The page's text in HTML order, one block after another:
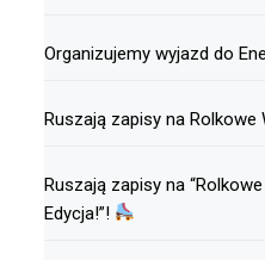
Organizujemy wyjazd do
Ruszają zapisy na Rolkowe
Ruszają zapisy na
Edycja!”!